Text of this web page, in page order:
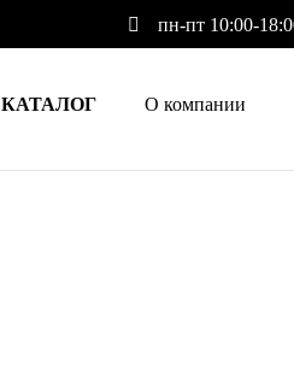
пн-пт 10:00-
КАТАЛОГ О компании